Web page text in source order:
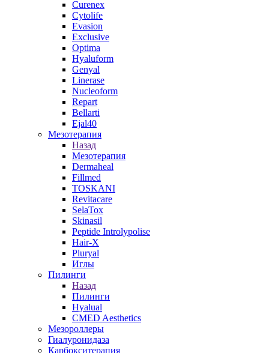
Curenex
Cytolife
Evasion
Exclusive
Optima
Hyaluform
Genyal
Linerase
Nucleoform
Repart
Bellarti
Ejal40
Мезотерапия
Назад
Мезотерапия
Dermaheal
Fillmed
TOSKANI
Revitacare
SelaTox
Skinasil
Peptide Introlypolise
Hair-X
Pluryal
Иглы
Пилинги
Назад
Пилинги
Hyalual
CMED Aesthetics
Мезороллеры
Гиалуронидаза
Карбокситерапия